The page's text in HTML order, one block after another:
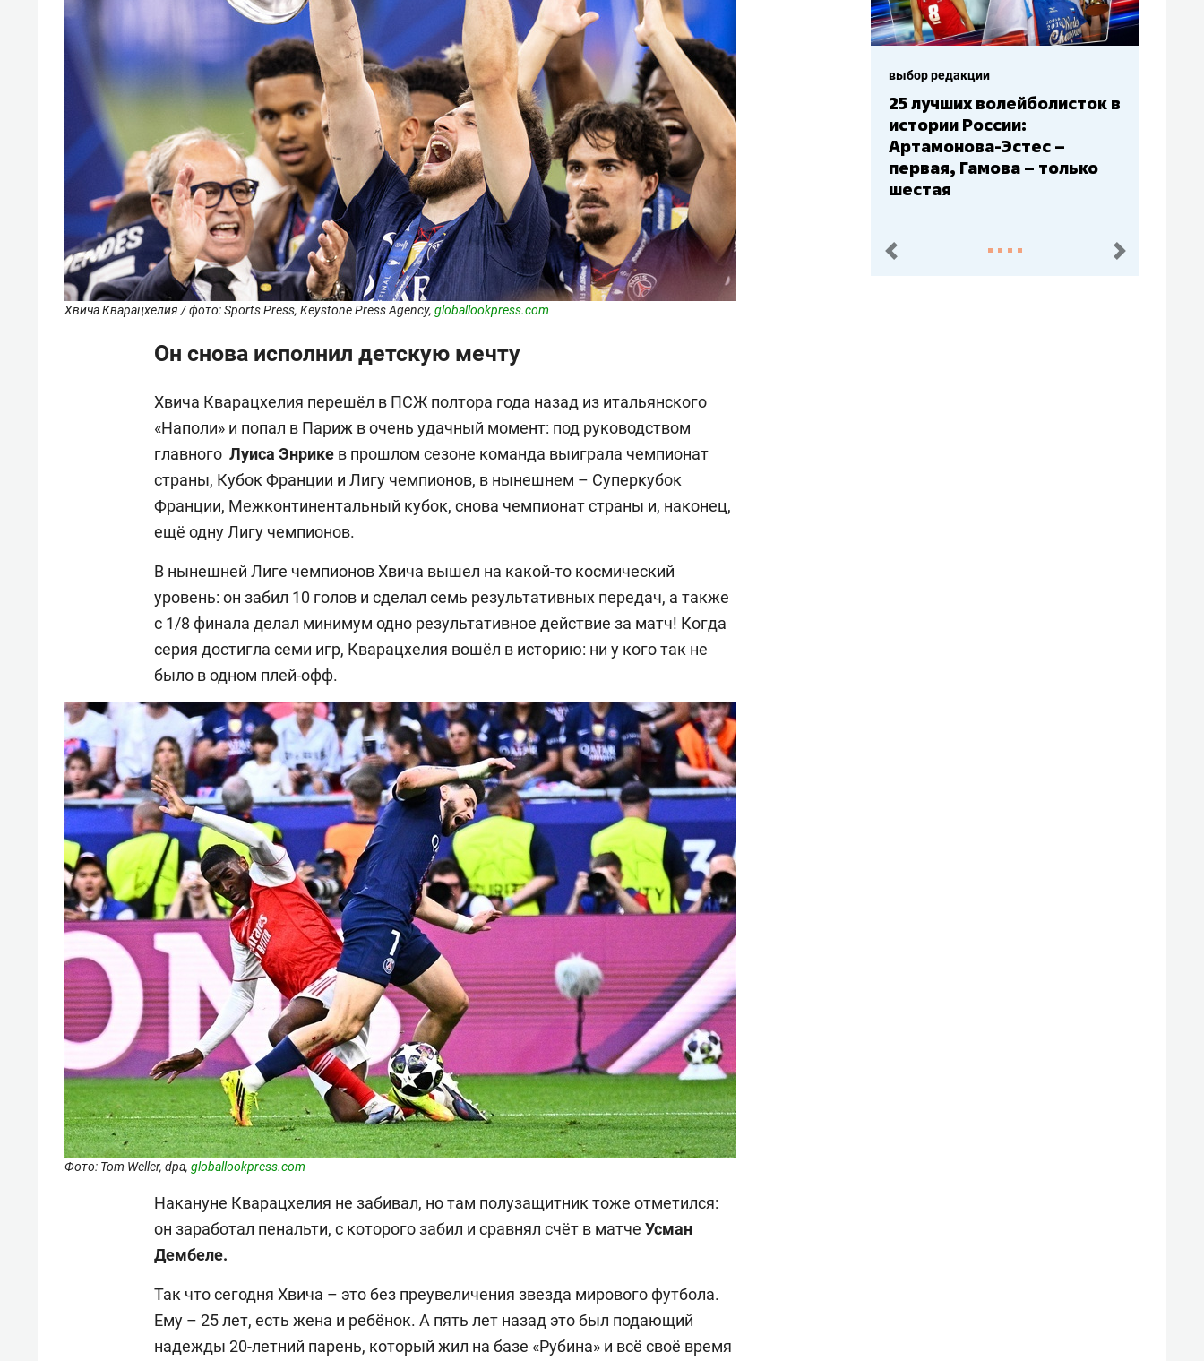
Хвича Кварацхелия / фото: Sports Press, Keystone Press Agency, globallookpress.com
Он снова исполнил детскую мечту
Хвича Кварацхелия перешёл в ПСЖ полтора года назад из итальянского
«Наполи» и попал в Париж в очень удачный момент: под руководством
главного Луиса Энрике в прошлом сезоне команда выиграла чемпионат
страны, Кубок Франции и Лигу чемпионов, в нынешнем – Суперкубок
Франции, Межконтинентальный кубок, снова чемпионат страны и, наконец,
ещё одну Лигу чемпионов.
В нынешней Лиге чемпионов Хвича вышел на какой-то космический
уровень: он забил 10 голов и сделал семь результативных передач, а также
с 1/8 финала делал минимум одно результативное действие за матч! Когда
серия достигла семи игр, Кварацхелия вошёл в историю: ни у кого так не
было в одном плей-офф.
Фото: Tom Weller, dpa, globallookpress.com
Накануне Кварацхелия не забивал, но там полузащитник тоже отметился:
он заработал пенальти, с которого забил и сравнял счёт в матче Усман
Дембеле.
Так что сегодня Хвича – это без преувеличения звезда мирового футбола.
Ему – 25 лет, есть жена и ребёнок. А пять лет назад это был подающий
надежды 20-летний парень, который жил на базе «Рубина» и всё своё время
выбор редакции
Бюджеты клубов КХЛ: СКА
– главный мажор, «Ак
Барс» – второй, «Салават
Юлаев» – середняк
пред. след.